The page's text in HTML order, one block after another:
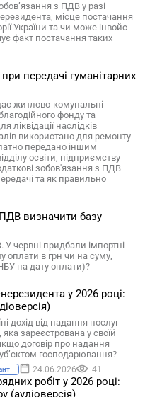
з ПДВ у разі
місце постачання
України та чи може інвойс
факт постачання таких
передачі гуманітарних
житлово-комунальні
фонду та
ліквідації наслідків
використано для ремонту
передано іншим
освіти, підприємству
зобов'язання з ПДВ
та як правильно
визначити базу
червні придбали імпортні
оплати в грн чи на суму,
на дату оплати)?
у 2026 році:
дохід від надання послуг
зареєстрована у своїй
договір про надання
господарювання?
24.06.2026 41
робіт у 2026 році:
(аудіоверсія)